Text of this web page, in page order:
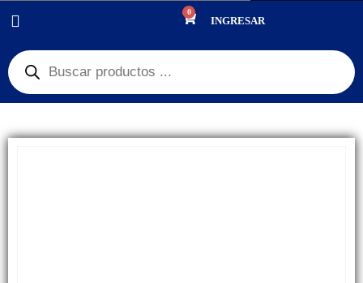
0
INGRESAR
BATERÍAS